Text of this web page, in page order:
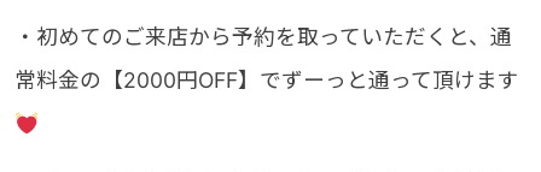
・初めてのご来店から予約を取っていただくと、通
常料金の【2000円OFF】でずーっと通って頂けます